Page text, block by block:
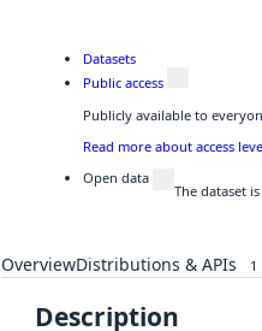
Datasets
Public access
Publicly available to
Read more about access
Open data
The dataset
OverviewDistributions & APIs 1
Description